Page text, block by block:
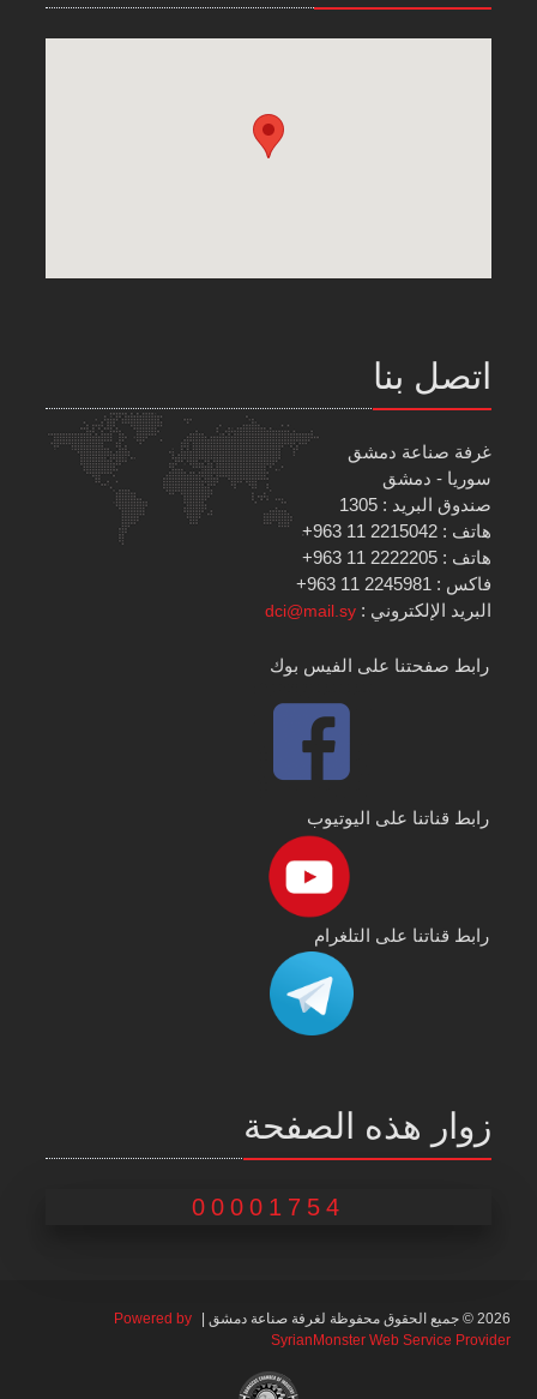
اتصل بنا
غرفة صناعة دمشق
سوريا - دمشق
صندوق البريد : 1305
هاتف : 2215042 11 963+
هاتف : 2222205 11 963+
فاكس : 2245981 11 963+
البريد الإلكتروني :dci@mail.sy
رابط صفحتنا على الفيس بوك
رابط قناتنا على اليوتيوب
رابط قناتنا على التلغرام
زوار هذه الصفحة
00001754
2026 © جميع الحقوق محفوظة لغرفة صناعة دمشق |
Powered by
SyrianMonster Web Service Provider